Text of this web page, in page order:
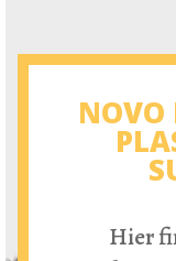
NOVO
Hier